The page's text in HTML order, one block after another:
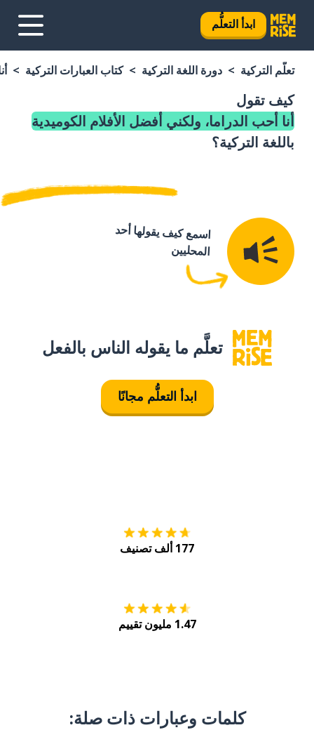
ابدأ التعلُّم
تعلَّم التركية دورة اللغة التركية كتاب العبارات التركية
كيف تقول
أنا أحب الدراما، ولكني أفضل الأفلام الكوميدية
باللغة التركية؟
اسمع كيف يقولها أحد
المحليين
تعلَّم ما يقوله الناس بالفعل
ابدأ التعلُّم مجانًا
177 ألف تصنيف
1.47 مليون تقييم
كلمات وعبارات ذات صلة: